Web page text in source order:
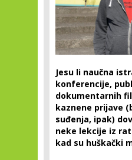
Jesu li naučna
konferencije,
dokumentarnih
kaznene prijave
suđenja, ipak)
neke lekcije iz
kad su huškački